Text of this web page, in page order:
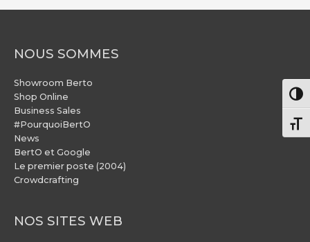
NOUS SOMMES
Showroom Berto
Shop Online
Business Sales
#PourquoiBertO
News
BertO et Google
Le premier poste (2004)
Crowdcrafting
NOS SITES WEB